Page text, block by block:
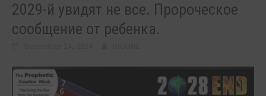
2029-й увидят не все. Пророческое
сообщение от ребенка.